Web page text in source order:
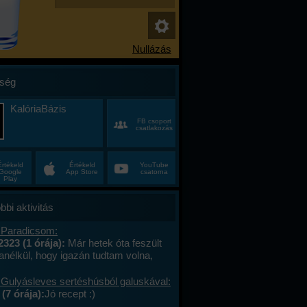
KalóriaBázis
FB csoport
csatlakozás
Play
Értékeld
App Store
YouTube
csatorna
aktivitás
(1 órája): Már hetek óta feszült
hogy igazán tudtam volna,
éveim közepén egyszer csak
minden, ami régen izgalmas
sertéshúsból galuskával:
órája):Jó recept :)